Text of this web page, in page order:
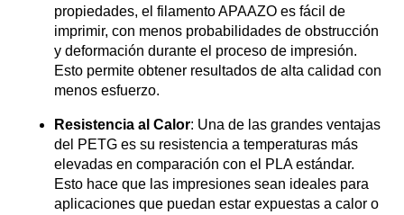
propiedades, el filamento APAAZO es fácil de
imprimir, con menos probabilidades de obstrucción
y deformación durante el proceso de impresión.
Esto permite obtener resultados de alta calidad con
menos esfuerzo.
Resistencia al Calor: Una de las grandes ventajas
del PETG es su resistencia a temperaturas más
elevadas en comparación con el PLA estándar.
Esto hace que las impresiones sean ideales para
aplicaciones que puedan estar expuestas a calor o